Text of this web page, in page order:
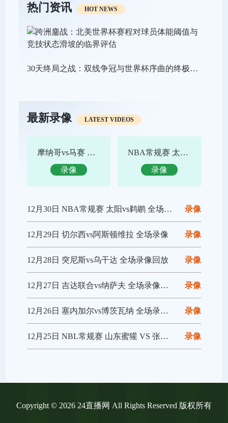
热门资讯 HOT NEWS
30天终局之战：双线争冠与世界杯序曲的终极狂飙
最新录像 LATEST VIDEOS
摩纳哥vs马赛 全场录像回放
录像
NBA常规赛 太阳vs鹈鹕 全场集锦
录像
录像
12月30日 NBA常规赛 太阳vs鹈鹕 全场录像回放
录像
12月29日 切尔西vs阿斯顿维拉 全场录像
录像
12月28日 突尼斯vs乌干达 全场录像回放
录像
12月27日 吉达联合vs纳萨夫 全场录像回放
录像
12月26日 塞内加尔vs博茨瓦纳 全场录像回放
录像
12月25日 NBL常规赛 山东蜜獾 VS 张家口体文旅 全场录像
Copyright © 2026 24直播网 All Rights Reserved 版权所有